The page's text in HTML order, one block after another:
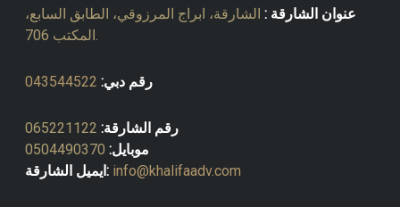
عنوان الشارقة : الشارقة، ابراج المرزوقي، الطابق السابع،
رقم دبي: 043544522
رقم الشارقة: 065221122
موبايل: 0504490370
ايميل الشارقة: info@khalifaadv.com